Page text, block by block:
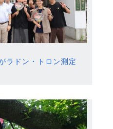
ラドン・トロン測定